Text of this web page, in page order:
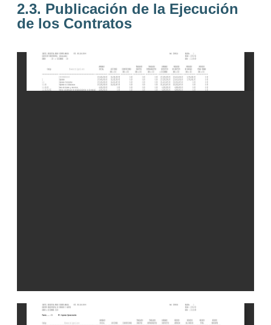
2.3. Publicación de la Ejecución
de los Contratos